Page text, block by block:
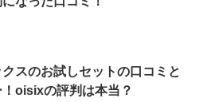
スのお試しセットの口コミと
！oisixの評判は本当？